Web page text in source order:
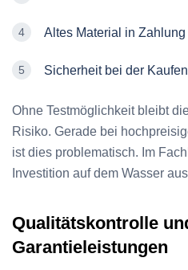
Altes Material in Zahlung
Sicherheit bei der
Ohne Testmöglichkeit bleibt
Risiko. Gerade bei
ist dies problematisch. Im
Investition auf dem Wasser
Qualitätskontrolle
Garantieleistungen